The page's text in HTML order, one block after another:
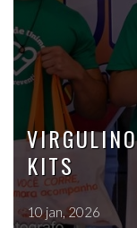
KITS
10 jan, 2026